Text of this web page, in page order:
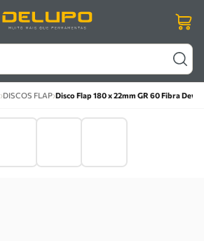
›DISCOS FLAP›Disco Flap 180 x 22mm GR 60 Fibra